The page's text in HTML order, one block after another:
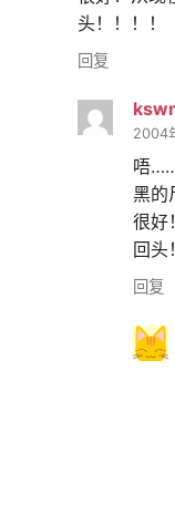
头！！！！
回复
2004
唔
黑
很好
回头
回复